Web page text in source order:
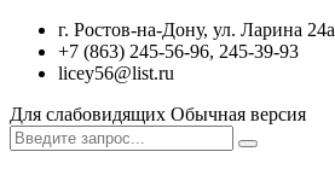
г. Ростов-на-Дону, ул. Ларина 24а
+7 (863) 245-56-96, 245-39-93
licey56@list.ru
Для слабовидящих Обычная версия